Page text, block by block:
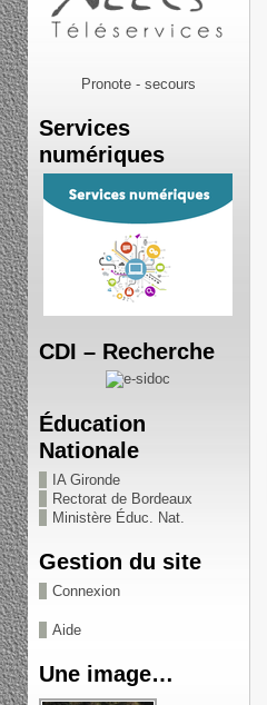
Pronote - secours
Services
numériques
CDI – Recherche
Éducation
Nationale
IA Gironde
Rectorat de Bordeaux
Ministère Éduc. Nat.
Gestion du site
Connexion
Aide
Une image…